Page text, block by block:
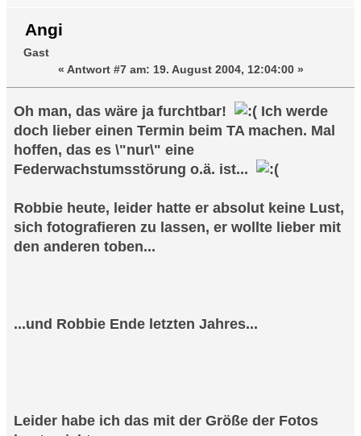
Angi
Gast
« Antwort #7 am: 19. August 2004, 12:04:00 »
Oh man, das wäre ja furchtbar!
Ich werde
doch lieber einen Termin beim TA machen. Mal
hoffen, das es \"nur\" eine
Federwachstumsstörung o.ä. ist...
Robbie heute, leider hatte er absolut keine Lust,
sich fotografieren zu lassen, er wollte lieber mit
den anderen toben...
...und Robbie Ende letzten Jahres...
Leider habe ich das mit der Größe der Fotos